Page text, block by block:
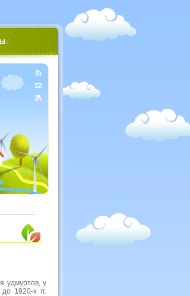
удмуртов, у
1920-х гг.